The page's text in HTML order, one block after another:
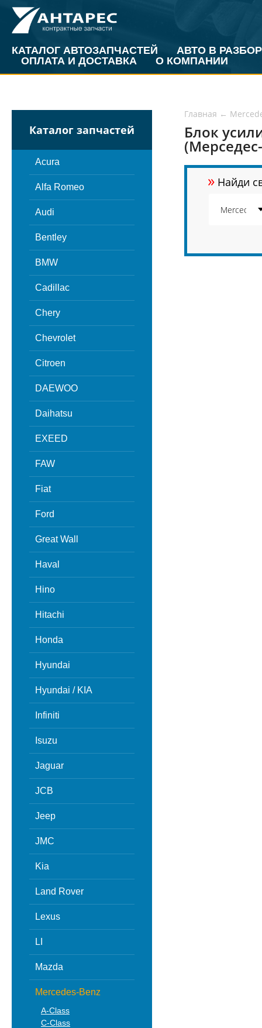
КАТАЛОГ АВТОЗАПЧАСТЕЙ
АВТО В РАЗБОР
ОПЛАТА И ДОСТАВКА
О КОМПАНИИ
Каталог запчастей
Acura
Alfa Romeo
Audi
Bentley
BMW
Cadillac
Chery
Chevrolet
Citroen
DAEWOO
Daihatsu
EXEED
FAW
Fiat
Ford
Great Wall
Haval
Hino
Hitachi
Honda
Hyundai
Hyundai / KIA
Infiniti
Isuzu
Jaguar
JCB
Jeep
JMC
Kia
Land Rover
Lexus
LI
Mazda
Mercedes-Benz
A-Class
C-Class
Главная ←
Блок
» Найди